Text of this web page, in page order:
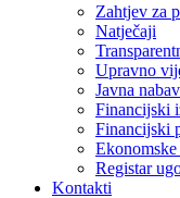
Zahtjev za
Natječaji
Upravno
Javna
Financijski
Financijski
Registar
Kontakti